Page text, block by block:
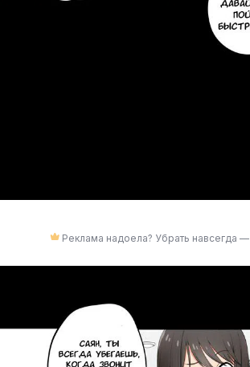
Реклама надоела? Убрать навсегда —